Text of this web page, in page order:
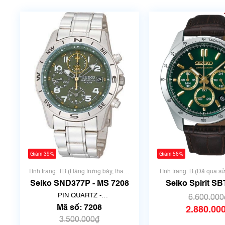
Giảm 39%
Tình trạng: TB (Hàng trưng bày, thanh
lý)
Seiko SND377P - MS 7208
PIN QUARTZ -
THẠCH ANH
Mã số: 7208
3.500.000₫
Giảm 56%
Tình trạng: B (Đã qua
đẹp, có chút
Seiko Spirit
8T63-00D0 |